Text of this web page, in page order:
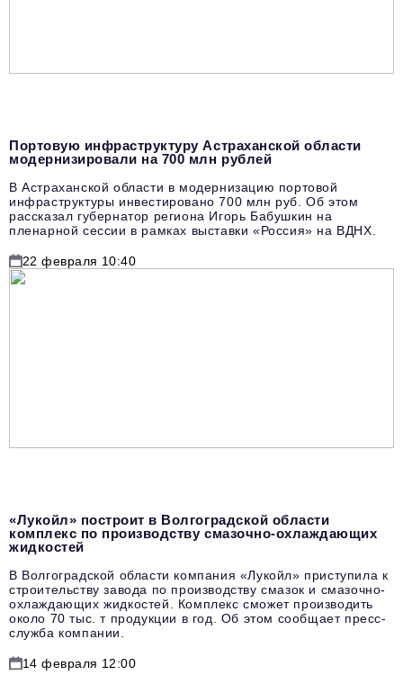
Портовую инфраструктуру Астраханской области
модернизировали на 700 млн рублей
В Астраханской области в модернизацию портовой
инфраструктуры инвестировано 700 млн руб. Об этом
рассказал губернатор региона Игорь Бабушкин на
пленарной сессии в рамках выставки «Россия» на ВДНХ.
22 февраля 10:40
«Лукойл» построит в Волгоградской области
комплекс по производству смазочно-охлаждающих
жидкостей
В Волгоградской области компания «Лукойл» приступила к
строительству завода по производству смазок и смазочно-
охлаждающих жидкостей. Комплекс сможет производить
около 70 тыс. т продукции в год. Об этом сообщает пресс-
служба компании.
14 февраля 12:00